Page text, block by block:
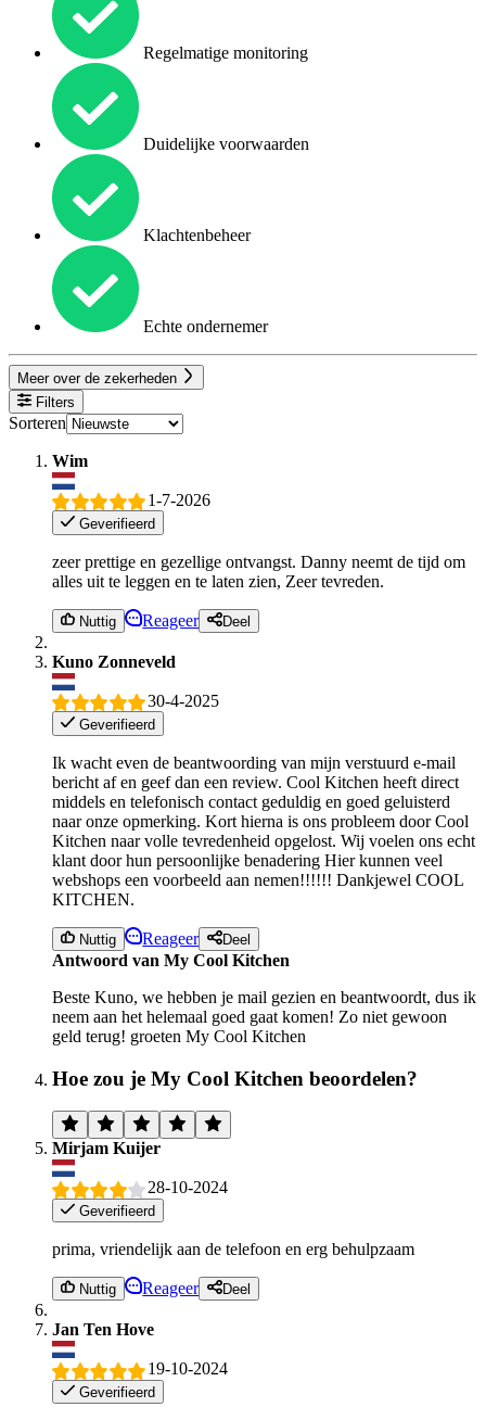
Regelmatige monitoring
Duidelijke voorwaarden
Klachtenbeheer
Echte ondernemer
Meer over de zekerheden
Filters
Sorteren
Wim
1-7-2026
Geverifieerd
zeer prettige en gezellige ontvangst. Danny neemt de tijd om
alles uit te leggen en te laten zien, Zeer tevreden.
Nuttig Reageer Deel
Kuno Zonneveld
30-4-2025
Geverifieerd
Ik wacht even de beantwoording van mijn verstuurd e-mail
bericht af en geef dan een review. Cool Kitchen heeft direct
middels en telefonisch contact geduldig en goed geluisterd
naar onze opmerking. Kort hierna is ons probleem door Cool
Kitchen naar volle tevredenheid opgelost. Wij voelen ons echt
klant door hun persoonlijke benadering Hier kunnen veel
webshops een voorbeeld aan nemen!!!!!! Dankjewel COOL
KITCHEN.
Nuttig Reageer Deel
Antwoord van My Cool Kitchen
Beste Kuno, we hebben je mail gezien en beantwoordt, dus ik
neem aan het helemaal goed gaat komen! Zo niet gewoon
geld terug! groeten My Cool Kitchen
Hoe zou je My Cool Kitchen beoordelen?
Mirjam Kuijer
28-10-2024
Geverifieerd
prima, vriendelijk aan de telefoon en erg behulpzaam
Nuttig Reageer Deel
Jan Ten Hove
19-10-2024
Geverifieerd